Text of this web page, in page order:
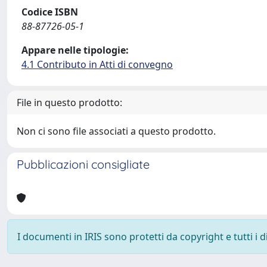
Codice ISBN
88-87726-05-1
Appare nelle tipologie:
4.1 Contributo in Atti di convegno
File in questo prodotto:
Non ci sono file associati a questo prodotto.
Pubblicazioni consigliate
I documenti in IRIS sono protetti da copyright e tutti i